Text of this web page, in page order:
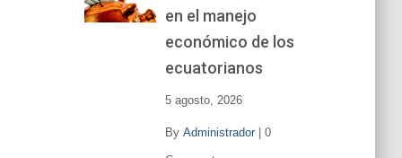
en el manejo
económico de los
ecuatorianos
5 agosto, 2026
By Administrador| 0